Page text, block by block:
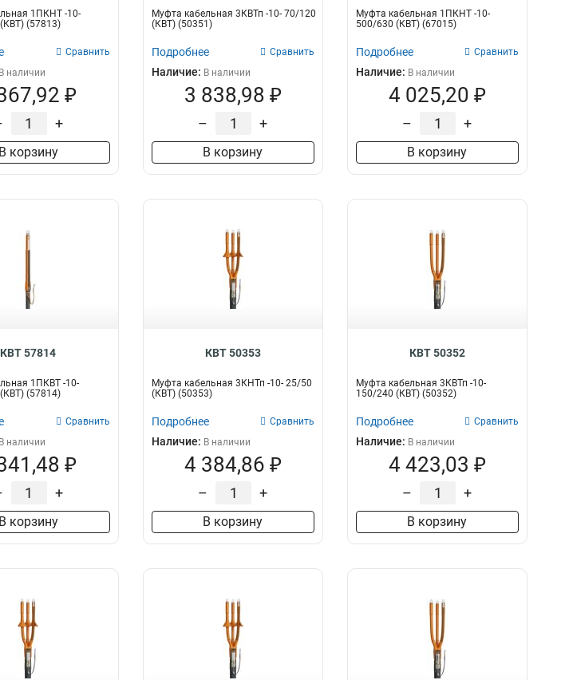
1ПКНТ -10-
(57813)
Сравнить
В наличии
₽
+
В корзину
Муфта кабельная 3КВТп -10- 70/120
(КВТ) (50351)
Подробнее Сравнить
Наличие: В наличии
3 838,98 ₽
– +
В корзину
Муфта кабельная 1ПКНТ -10-
500/630 (КВТ) (67015)
Подробнее Сравнить
Наличие: В наличии
4 025,20 ₽
– +
В корзину
КВТ 57814
1ПКВТ -10-
(57814)
Сравнить
В наличии
₽
+
В корзину
КВТ 50353
Муфта кабельная 3КНТп -10- 25/50
(КВТ) (50353)
Подробнее Сравнить
Наличие: В наличии
4 384,86 ₽
– +
В корзину
КВТ 50352
Муфта кабельная 3КВТп -10-
150/240 (КВТ) (50352)
Подробнее Сравнить
Наличие: В наличии
4 423,03 ₽
– +
В корзину